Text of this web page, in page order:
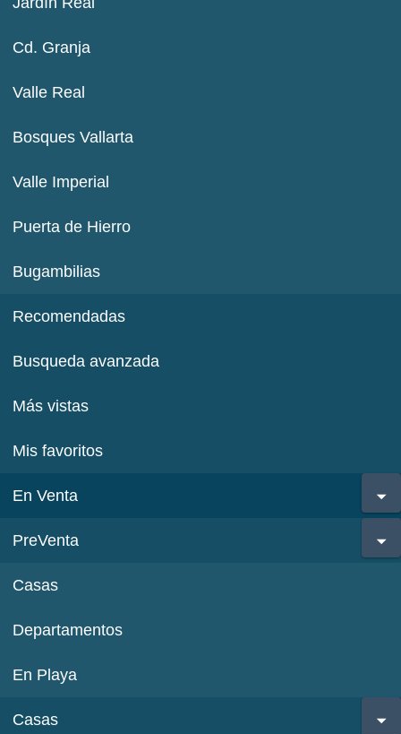
Cd. Granja
Valle Real
Bosques Vallarta
Valle Imperial
Puerta de Hierro
Bugambilias
Recomendadas
Busqueda avanzada
Más vistas
Mis favoritos
En Venta
PreVenta
Casas
Departamentos
En Playa
Casas